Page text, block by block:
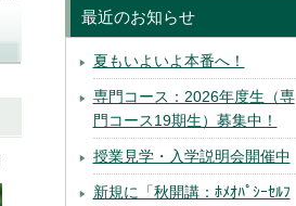
最近のお知らせ
夏もいよいよ本番へ！
専門コース：2026年度生（専
門コース19期生）募集中！
授業見学・入学説明会開催中
新規に「秋開講：ﾎﾒｵﾊﾟｼｰｾﾙﾌ